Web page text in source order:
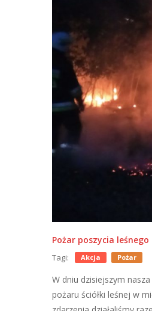
Pożar poszycia leśnego
Tagi: Akcja Pożar
W dniu dzisiejszym
pożaru ściółki leśnej w